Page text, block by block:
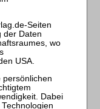
an
durch
erlangten